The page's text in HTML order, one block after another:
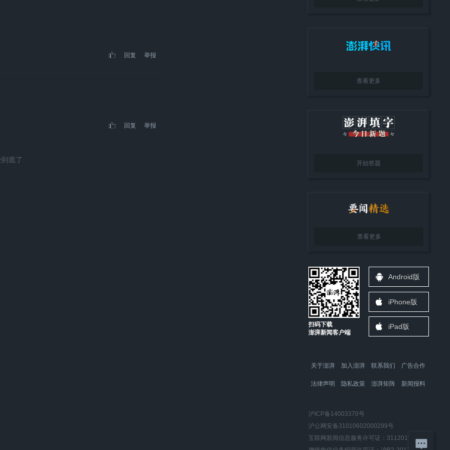
回复 举报
回复 举报
底了
查看更多
开始答题
查看更多
扫码下载
澎湃新闻客户端
Android版
iPhone版
iPad版
关于澎湃 加入澎湃 联系我们 广告合作
法律声明 隐私政策 澎湃矩阵 新闻报料
沪ICP备14003370号
沪公网安备31010602000299号
互联网新闻信息服务许可证：31120170006